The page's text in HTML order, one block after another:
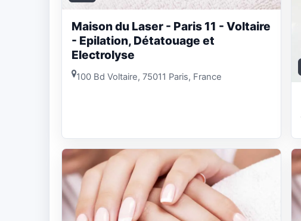
Maison du Laser - Paris 11 - Voltaire
- Epilation, Détatouage et
Electrolyse
100 Bd Voltaire, 75011 Paris, France